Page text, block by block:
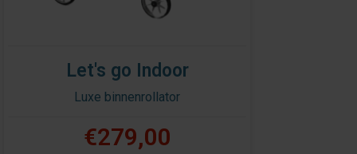
Let's go Indoor
Luxe binnenrollator
€279,00